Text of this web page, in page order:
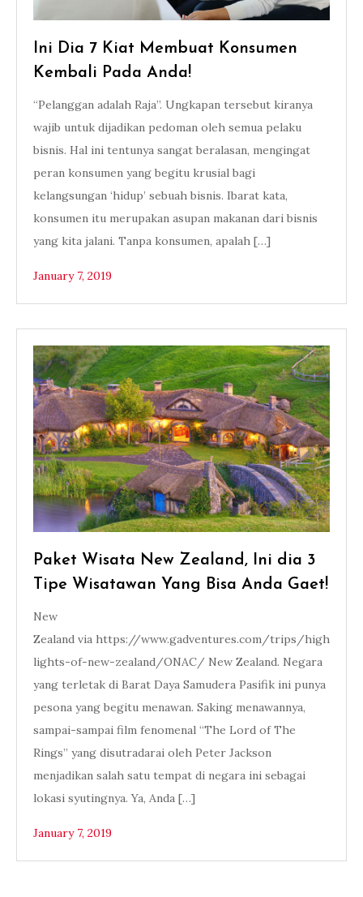
Ini Dia 7 Kiat Membuat Konsumen
Kembali Pada Anda!
“Pelanggan adalah Raja”. Ungkapan tersebut kiranya
wajib untuk dijadikan pedoman oleh semua pelaku
bisnis. Hal ini tentunya sangat beralasan, mengingat
peran konsumen yang begitu krusial bagi
kelangsungan ‘hidup’ sebuah bisnis. Ibarat kata,
konsumen itu merupakan asupan makanan dari bisnis
yang kita jalani. Tanpa konsumen, apalah […]
January 7, 2019
Paket Wisata New Zealand, Ini dia 3
Tipe Wisatawan Yang Bisa Anda Gaet!
New
Zealand via https://www.gadventures.com/trips/high
lights-of-new-zealand/ONAC/ New Zealand. Negara
yang terletak di Barat Daya Samudera Pasifik ini punya
pesona yang begitu menawan. Saking menawannya,
sampai-sampai film fenomenal “The Lord of The
Rings” yang disutradarai oleh Peter Jackson
menjadikan salah satu tempat di negara ini sebagai
lokasi syutingnya. Ya, Anda […]
January 7, 2019